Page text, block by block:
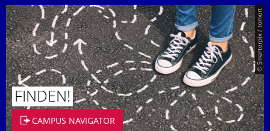
© Smarterpix / tomert
FINDEN!
CAMPUS NAVIGATOR